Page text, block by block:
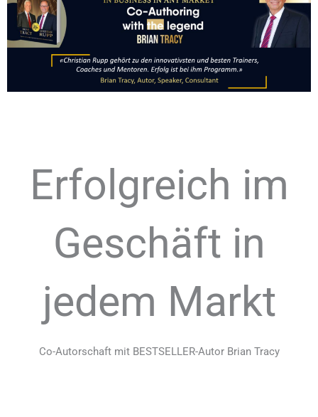
Erfolgreich im
Geschäft in
jedem Markt
Co-Autorschaft mit BESTSELLER-Autor Brian Tracy